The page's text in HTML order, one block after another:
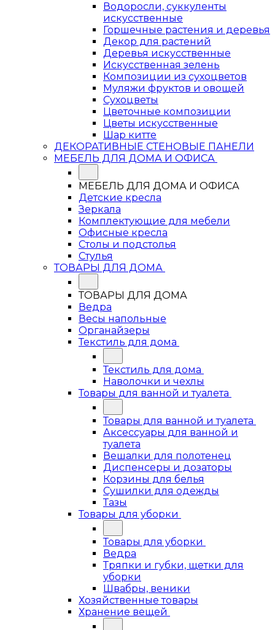
Водоросли, суккуленты
искусственные
Горшечные растения и деревья
Декор для растений
Деревья искусственные
Искусственная зелень
Композиции из сухоцветов
Муляжи фруктов и овощей
Сухоцветы
Цветочные композиции
Цветы искусственные
Шар китте
ДЕКОРАТИВНЫЕ СТЕНОВЫЕ ПАНЕЛИ
МЕБЕЛЬ ДЛЯ ДОМА И ОФИСА
МЕБЕЛЬ ДЛЯ ДОМА И ОФИСА
Детские кресла
Зеркала
Комплектующие для мебели
Офисные кресла
Столы и подстолья
Стулья
ТОВАРЫ ДЛЯ ДОМА
ТОВАРЫ ДЛЯ ДОМА
Ведра
Весы напольные
Органайзеры
Текстиль для дома
Текстиль для дома
Наволочки и чехлы
Товары для ванной и туалета
Товары для ванной и туалета
Аксессуары для ванной и
туалета
Вешалки для полотенец
Диспенсеры и дозаторы
Корзины для белья
Сушилки для одежды
Тазы
Товары для уборки
Товары для уборки
Ведра
Тряпки и губки, щетки для
уборки
Швабры, веники
Хозяйственные товары
Хранение вещей